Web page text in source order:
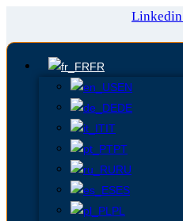
Linkedin
FR
EN
DE
IT
PT
RU
ES
PL